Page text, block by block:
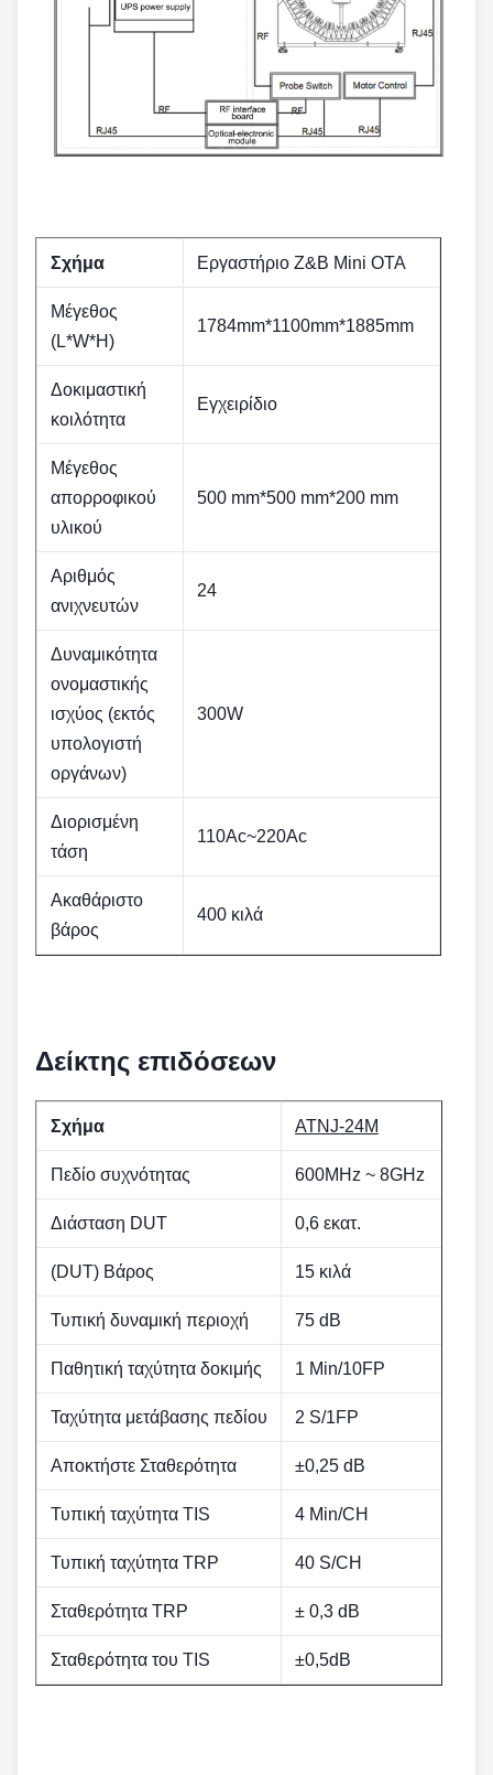
Σχήμα Εργαστήριο Z&B Mini OTA
Μέγεθος
(L*W*H)
1784mm*1100mm*1885mm
Δοκιμαστική
κοιλότητα
Εγχειρίδιο
Μέγεθος
απορροφικού
υλικού
500 mm*500 mm*200 mm
Αριθμός
ανιχνευτών
24
Δυναμικότητα
ονομαστικής
ισχύος (εκτός
υπολογιστή
οργάνων)
300W
Διορισμένη
τάση
110Ac~220Ac
Ακαθάριστο
βάρος
400 κιλά
Δείκτης επιδόσεων
Σχήμα ATNJ-24M
Πεδίο συχνότητας 600MHz ~ 8GHz
Διάσταση DUT 0,6 εκατ.
(DUT) Βάρος 15 κιλά
Τυπική δυναμική περιοχή 75 dB
Παθητική ταχύτητα δοκιμής 1 Min/10FP
Ταχύτητα μετάβασης πεδίου 2 S/1FP
Αποκτήστε Σταθερότητα ±0,25 dB
Τυπική ταχύτητα TIS 4 Min/CH
Τυπική ταχύτητα TRP 40 S/CH
Σταθερότητα TRP ± 0,3 dB
Σταθερότητα του TIS ±0,5dB